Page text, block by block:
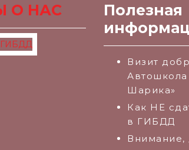
О НАС
Полезная
Визит
Шарика»
Как НЕ
в ГИБДД
Внимание,